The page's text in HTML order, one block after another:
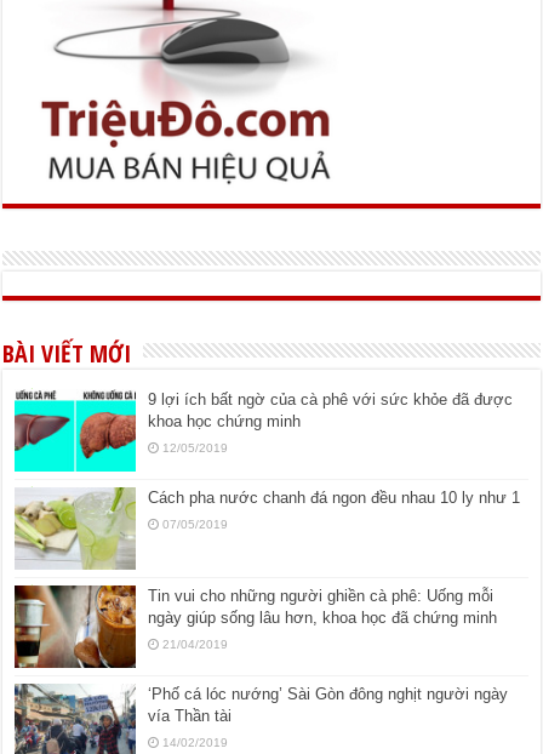
BÀI VIẾT MỚI
9 lợi ích bất ngờ của cà phê với sức khỏe đã được
khoa học chứng minh
12/05/2019
Cách pha nước chanh đá ngon đều nhau 10 ly như 1
07/05/2019
Tin vui cho những người ghiền cà phê: Uống mỗi
ngày giúp sống lâu hơn, khoa học đã chứng minh
21/04/2019
‘Phố cá lóc nướng’ Sài Gòn đông nghịt người ngày
vía Thần tài
14/02/2019